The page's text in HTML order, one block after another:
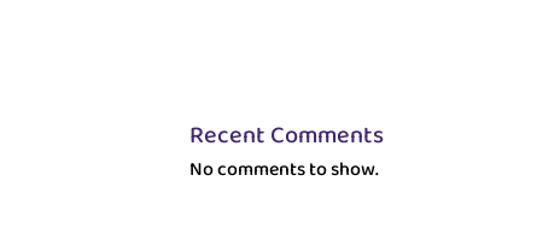
Recent Comments
No comments to show.